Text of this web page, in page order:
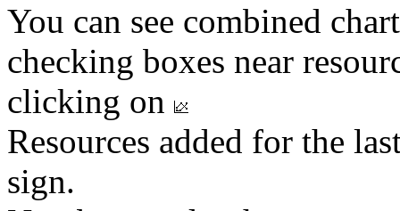
You can see combined
checking boxes near
clicking on
Resources added for the
sign.